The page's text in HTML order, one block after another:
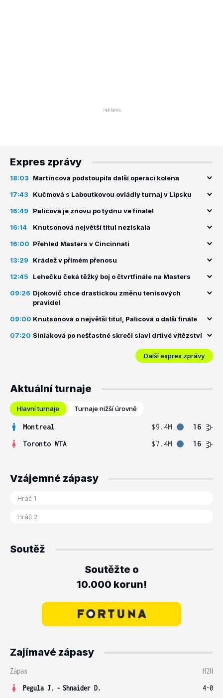
Expres zprávy
18:03 Martincová podstoupila další operaci kolena
17:43 Kučmová s Laboutkovou ovládly turnaj v Lipsku
16:49 Palicová je znovu po týdnu ve finále!
16:14 Knutsonová největší titul nezískala
16:00 Přehled Masters v Cincinnati
13:29 Krádež v přímém přenosu
12:45 Lehečku čeká těžký boj o čtvrtfinále na Masters
09:26 Djokovič chce drastickou změnu tenisových
pravidel
09:00 Knutsonová o největší titul, Palicová o další finále
07:20 Siniaková po nešťastné skreči slaví drtivé vítězství
Další expres zprávy
Aktuální turnaje
Hlavní turnaje Turnaje nižší úrovně
Montreal $9.4M
16
Toronto WTA
$7.4M 16
Vzájemné zápasy
Soutěž
Soutěžte o
10.000 korun!
Zajímavé zápasy
Zápas
H2H
Pegula J. - Shnaider D.
4-0